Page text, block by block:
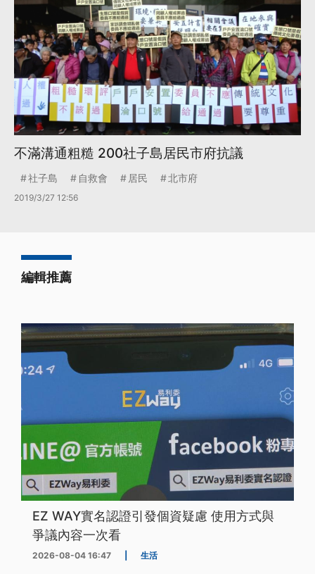
不滿溝通粗糙 200社子島居民市府抗議
社子島 自救會 居民 北市府
2019/3/27 12:56
編輯推薦
EZ WAY實名認證引發個資疑慮 使用方式與
爭議內容一次看
2026-08-04 16:47 生活